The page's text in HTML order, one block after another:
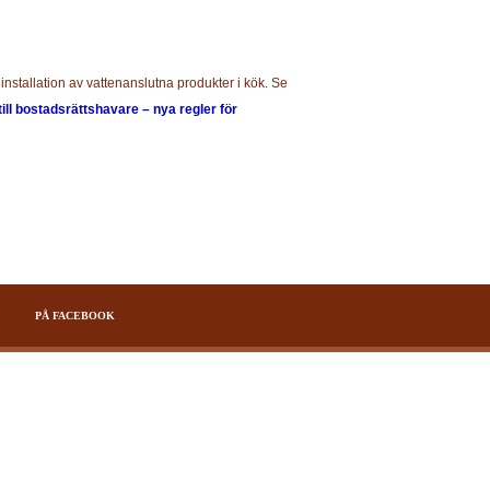
av vattenanslutna produkter i kök. Se
bostadsrättshavare – nya regler för
PÅ FACEBOOK